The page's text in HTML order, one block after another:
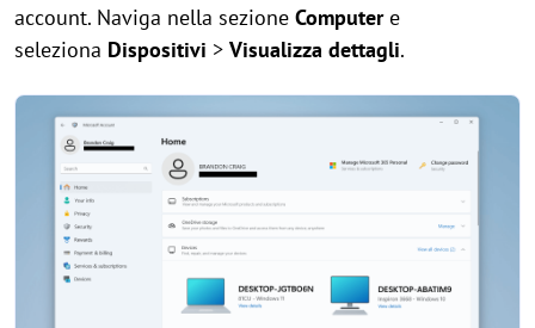
account. Naviga nella sezione Computere
seleziona Dispositivi > Visualizza dettagli.